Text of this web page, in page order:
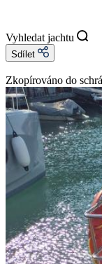
Vyhledat jachtu
Sdílet
Zkopírováno do